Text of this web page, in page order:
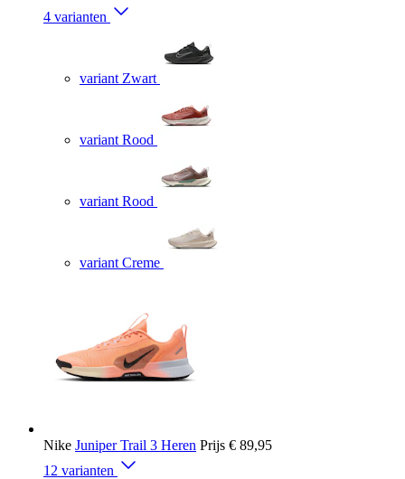
4 varianten
variant Zwart
variant Rood
variant Rood
variant Creme
Nike Juniper Trail 3 Heren Prijs € 89,95
12 varianten